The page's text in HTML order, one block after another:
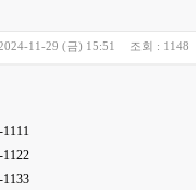
11-29 (금) 15:51 조회 : 1148
1111
1122
1133